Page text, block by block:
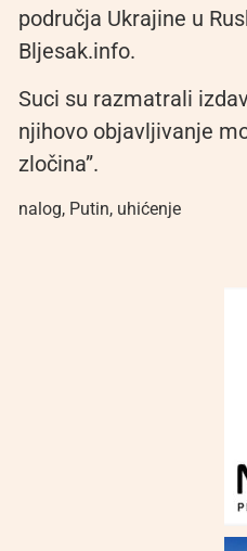
područja Ukrajine u
Bljesak.info.
Suci su razmatrali
njihovo objavljivanje
zločina”.
nalog, Putin, uhićenje